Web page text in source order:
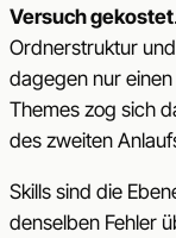
Versuch gekostet
Ordnerstruktur
dagegen nur
Themes zog sich
des zweiten
Skills sind die
denselben Fehler